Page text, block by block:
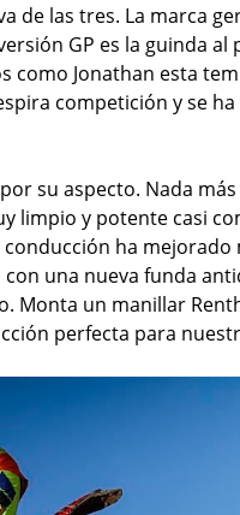
de las tres. La marca
GP es la guinda al
como Jonathan esta
competición y se
su aspecto. Nada
limpio y potente casi
ha mejorado
una nueva funda
Monta un manillar
perfecta para